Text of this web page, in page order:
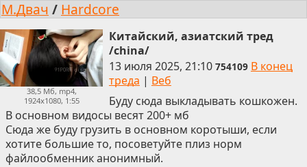
М.Двач / Hardcore
38,5 Мб, mp4,
1924x1080, 1:55
Китайский, азиатский тред
/china/
13 июля 2025, 21:10 754109 В конец
треда | Веб
Буду сюда выкладывать кошкожен.
В основном видосы весят 200+ мб
Сюда же буду грузить в основном коротыши, если
хотите большие то, посоветуйте плиз норм
файлообменник анонимный.